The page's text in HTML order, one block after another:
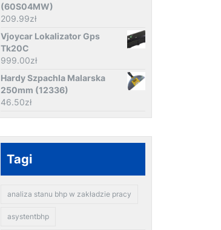
(60S04MW)
209.99zł
Vjoycar Lokalizator Gps
Tk20C
999.00zł
Hardy Szpachla Malarska
250mm (12336)
46.50zł
Tagi
analiza stanu bhp w zakładzie pracy
asystentbhp